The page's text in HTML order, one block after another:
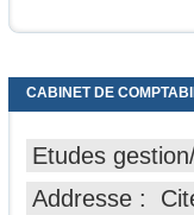
CABINET DE
Etudes
Addresse :